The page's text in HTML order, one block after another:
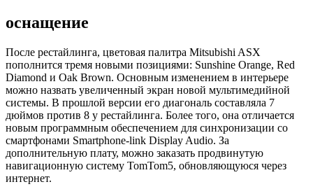
оснащение
После рестайлинга, цветовая палитра Mitsubishi ASX
пополнится тремя новыми позициями: Sunshine Orange, Red
Diamond и Oak Brown. Основным изменением в интерьере
можно назвать увеличенный экран новой мультимедийной
системы. В прошлой версии его диагональ составляла 7
дюймов против 8 у рестайлинга. Более того, она отличается
новым программным обеспечением для синхронизации со
смартфонами Smartphone-link Display Audio. За
дополнительную плату, можно заказать продвинутую
навигационную систему TomTom5, обновляющуюся через
интернет.